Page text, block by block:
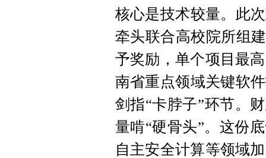
核心是技术较量。此
牵头联合高校院所组
予奖励，单个项目最
南省重点领域关键软
剑指“卡脖子”环节。
量啃“硬骨头”。这份
自主安全计算等领域